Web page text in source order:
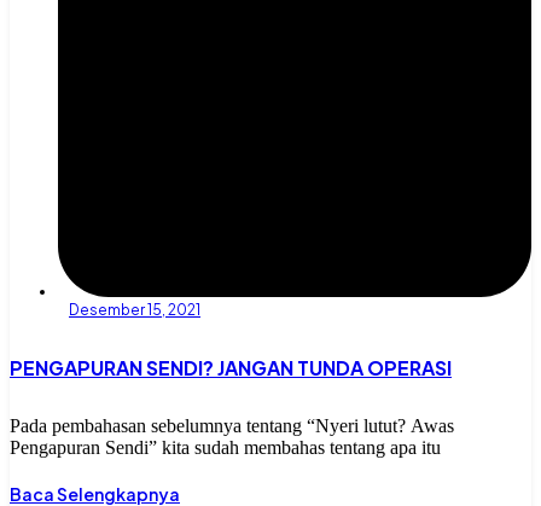
Desember 15, 2021
PENGAPURAN SENDI? JANGAN TUNDA OPERASI
Pada pembahasan sebelumnya tentang “Nyeri lutut? Awas
Pengapuran Sendi” kita sudah membahas tentang apa itu
Baca Selengkapnya